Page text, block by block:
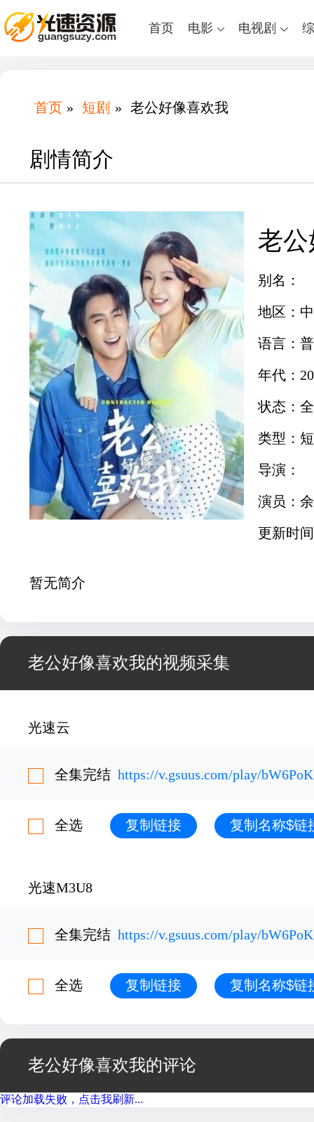
首页 电影 电视剧
首页 » 短剧 » 老公好像喜欢我
剧情简介
老
别名：
地区：
语言：
年代：
状态：
类型：
导演：
演员：
更新时
暂无简介
老公好像喜欢我的视频采集
光速云
全集完结 https://v.gsuus.com/play/
全选 复制链接 复制名称$链
光速M3U8
全集完结 https://v.gsuus.com/play/
全选 复制链接 复制名称$链
老公好像喜欢我的评论
评论加载失败，点击我刷新...